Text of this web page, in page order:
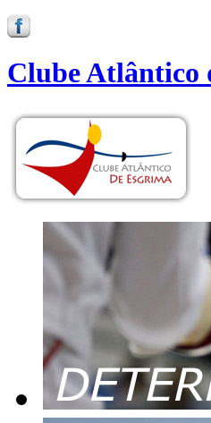
Clube Atlântico